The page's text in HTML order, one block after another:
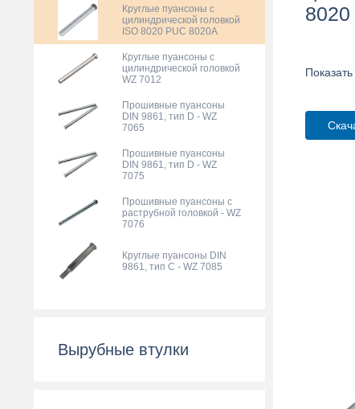
Круглые пуансоны с
цилиндрической головкой
ISO 8020 PUC 8020A
Круглые пуансоны с
цилиндрической головкой
WZ 7012
Прошивные пуансоны
DIN 9861, тип D - WZ
7065
Прошивные пуансоны
DIN 9861, тип D - WZ
7075
Прошивные пуансоны с
раструбной головкой - WZ
7076
Круглые пуансоны DIN
9861, тип С - WZ 7085
Вырубные втулки